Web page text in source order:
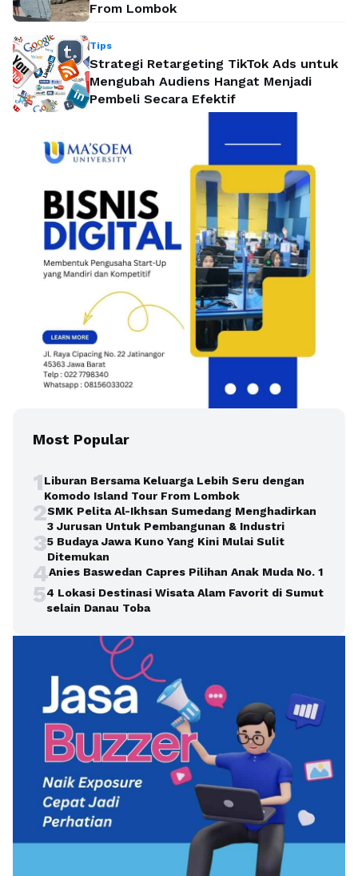
From Lombok
Tips
Strategi Retargeting TikTok Ads untuk
Mengubah Audiens Hangat Menjadi
Pembeli Secara Efektif
Most Popular
1Liburan Bersama Keluarga Lebih Seru dengan
Komodo Island Tour From Lombok
2SMK Pelita Al-Ikhsan Sumedang Menghadirkan
3 Jurusan Untuk Pembangunan & Industri
35 Budaya Jawa Kuno Yang Kini Mulai Sulit
Ditemukan
4Anies Baswedan Capres Pilihan Anak Muda No. 1
54 Lokasi Destinasi Wisata Alam Favorit di Sumut
selain Danau Toba